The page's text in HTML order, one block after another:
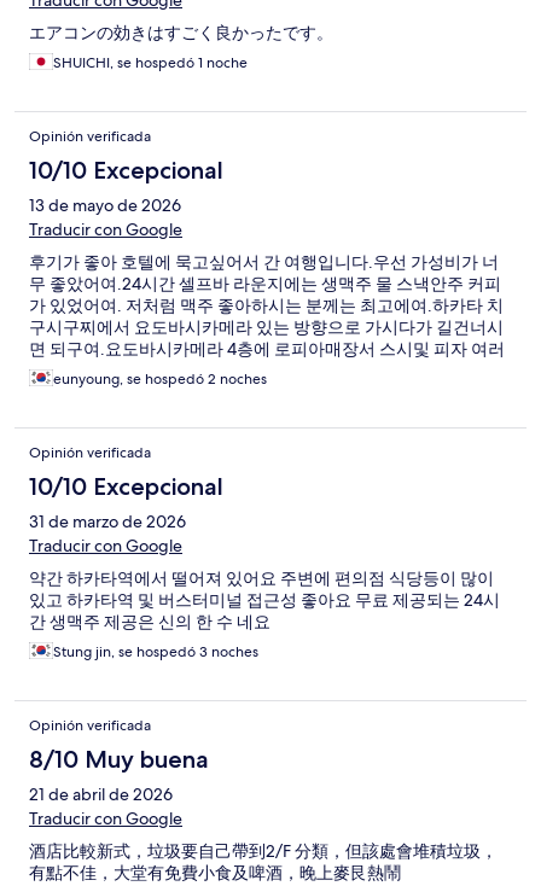
エアコンの効きはすごく良かったです。
SHUICHI, se hospedó 1 noche
Opinión verificada
10/10 Excepcional
13 de mayo de 2026
Traducir con Google
후기가 좋아 호텔에 묵고싶어서 간 여행입니다.우선 가성비가 너
무 좋았어여.24시간 셀프바 라운지에는 생맥주 물 스낵안주 커피
가 있었어여. 저처럼 맥주 좋아하시는 분께는 최고에여.하카타 치
구시구찌에서 요도바시카메라 있는 방향으로 가시다가 길건너시
면 되구여.요도바시카메라 4층에 로피아매장서 스시및 피자 여러
현지 음식들 있어여.거기서 장보셔서 호텔가서 드심 좋을듯여.호
텔방 냉장고에도 14캔의 술들이 있는데 제가 처음보는 술도 있어
eunyoung, se hospedó 2 noches
Opinión verificada
10/10 Excepcional
31 de marzo de 2026
Traducir con Google
약간 하카타역에서 떨어져 있어요 주변에 편의점 식당등이 많이
있고 하카타역 및 버스터미널 접근성 좋아요 무료 제공되는 24시
간 생맥주 제공은 신의 한 수 네요
Stung jin, se hospedó 3 noches
Opinión verificada
8/10 Muy buena
21 de abril de 2026
Traducir con Google
酒店比較新式，垃圾要自己帶到2/F 分類，但該處會堆積垃圾，
有點不佳，大堂有免費小食及啤酒，晚上麥艮熱鬧